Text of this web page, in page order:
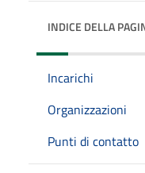
INDICE DELLA
Incarichi
Organizzazioni
Punti di contatto